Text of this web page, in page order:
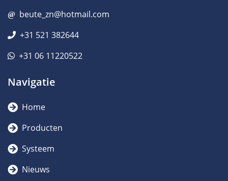
beute_zn@hotmail.com
+31 521 382644
+31 06 11220522
Navigatie
Home
Producten
Systeem
Nieuws